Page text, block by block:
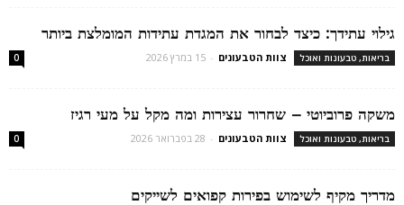
גילוי עתידך: כיצד לבחור את המגדת עתידות המומלצת ביותר
בריאות, טבעונות ואוכל צוות הטבעונים - 15 במרץ 2026 0
משקה פרוביוטי – שחרור עצירות ומה מקל על מעי רגיז
בריאות, טבעונות ואוכל צוות הטבעונים - 28 בפברואר 2026 0
מדריך מקיף לשימוש בפירות קפואים לשייקים